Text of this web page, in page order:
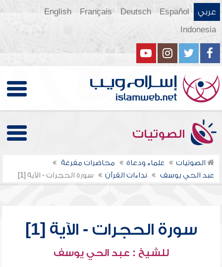
عربي Español
Deutsch
Français
English
Indonesia
الصوتيات
الصوتيات علماء ودعاة
محاضرات مفرغة
عبد الحي يوسف
نداءات القرآن سورة الحجرات - الآية [1]
سورة الحجرات - الآية [1]
للشيخ : عبد الحي يوسف